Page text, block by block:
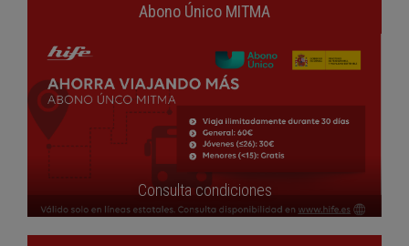
Abono Único MITMA
Consulta condiciones